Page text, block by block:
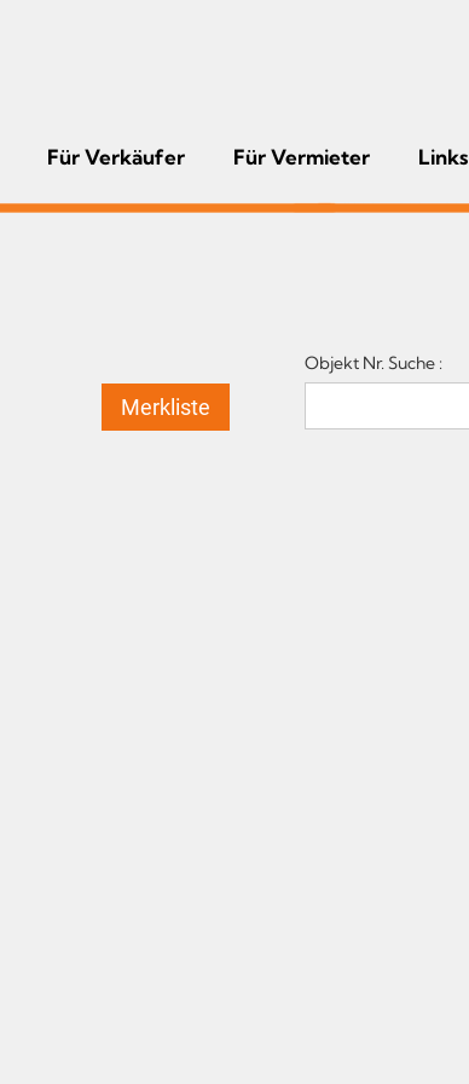
Für Verkäufer Für Vermieter Links
Merkliste
Objekt Nr. Suche :